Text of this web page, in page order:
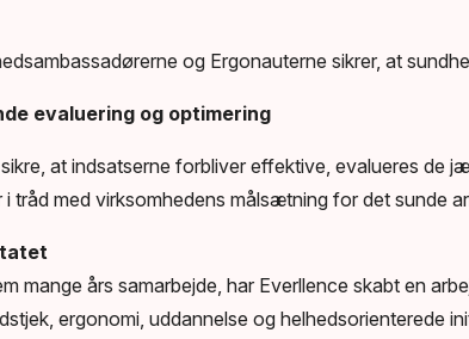
og Ergonauterne sikrer, at
evaluering og optimering
at indsatserne forbliver effektive, evalueres de
i tråd med virksomhedens målsætning for det sunde
mange års samarbejde, har Everllence skabt en
ergonomi, uddannelse og helhedsorienterede